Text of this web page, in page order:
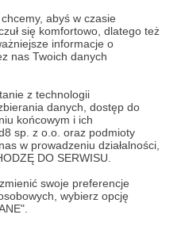
abyś w czasie
się komfortowo, dlatego też
informacje o
nas Twoich danych
z technologii
danych, dostęp do
końcowym i ich
sp. z o.o. oraz podmioty
w prowadzeniu działalności,
DO SERWISU.
swoje preferencje
wybierz opcję
diament
trzyma się ustawienia 1-4-4-
(Nissen, Ulmer)
z głęboko cofającym
który tworzy
trójkę.
+2